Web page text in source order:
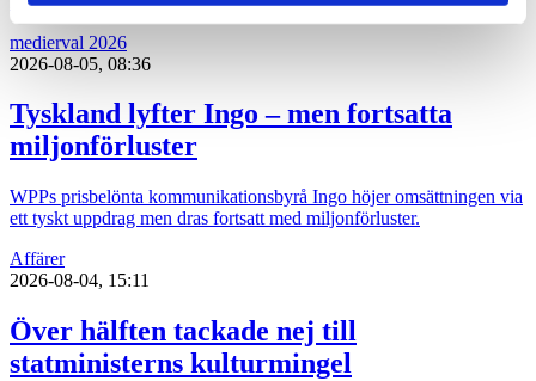
medierval 2026
2026-08-05, 08:36
Tyskland lyfter Ingo – men fortsatta
miljonförluster
WPPs prisbelönta kommunikationsbyrå Ingo höjer omsättningen via
ett tyskt uppdrag men dras fortsatt med miljonförluster.
Affärer
2026-08-04, 15:11
Över hälften tackade nej till
statministerns kulturmingel